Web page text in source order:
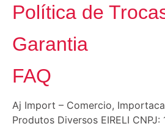
Política de
Garantia
FAQ
Aj Import – Comercio,
Produtos Diversos EIRELI CNPJ: